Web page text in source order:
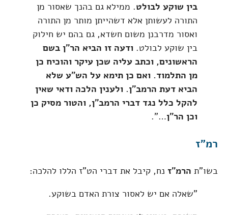
בין שוקע לבולט. ממילא גם בהנך שאסור מן
התורה לעשותן אלא דשהייתן מותר מן התורה
ואסור מדרבנן משום חשדא, גם בהם יש חילוק
בין שוקע לבולט. ודעה זו הביא הר"ן בשם
הראשונים, וכתב עליה שכן עיקר והוכיח כן
מן התלמוד. ואם כן תימא על הש"ע שלא
הביא דעת הרמב"ן. ולענין הלכה ודאי שאין
להקל כלל נגד דברי הרמב"ן, והטור מסיק כן
וכן הר"ן…".
רמ"ז
בשו"ת הרמ"ז נח, קיבל את דברי הט"ז הללו להלכה:
"שאלה אם יש לאסור צורת האדם בשוקע.